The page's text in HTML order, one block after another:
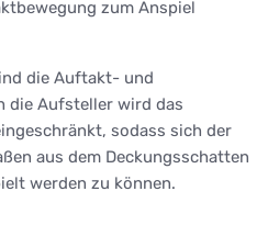
zum Anspiel
die Auftakt- und
die Aufsteller wird das
sodass sich der
aus dem Deckungsschatten
werden zu können.